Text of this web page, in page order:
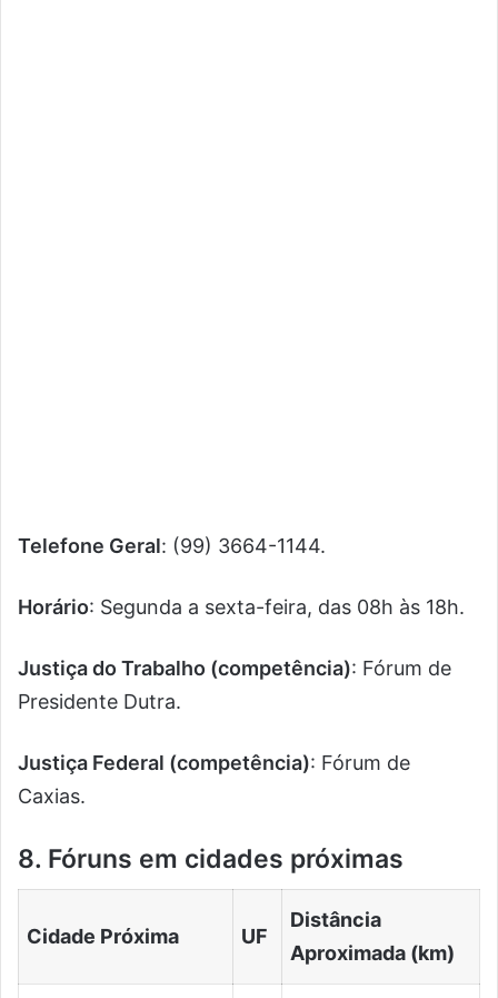
Telefone Geral: (99) 3664-1144.
Horário: Segunda a sexta-feira, das 08h às 18h.
Justiça do Trabalho (competência): Fórum de
Presidente Dutra.
Justiça Federal (competência): Fórum de
Caxias.
8. Fóruns em cidades próximas
Cidade Próxima UF
Distância
Aproximada (km)